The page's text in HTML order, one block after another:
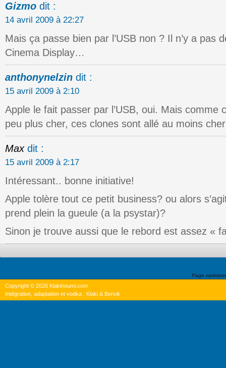
Gizmo dit :
14 avril 2009 à 22:27
Mais ça passe bien par l’USB non ? Il n’y a pas
Cinema Display…
anthonynelzin dit :
15 avril 2009 à 2:10
Apple le fait passer par l’USB, oui. Mais comme
peu plus cher, ces clones sont allé au moins
Max dit :
15 avril 2009 à 2:17
Intéressant.. bonne initiative!
Apple tolère tout ce petit business? ou alors
prend plein la gueule (a la psystar)?
Sinon je trouve aussi que le rebord est assez «
Page
Copyright © 2026 Klakinoumi.com
Intégration, adaptation et vodka : Klaki & Benoit